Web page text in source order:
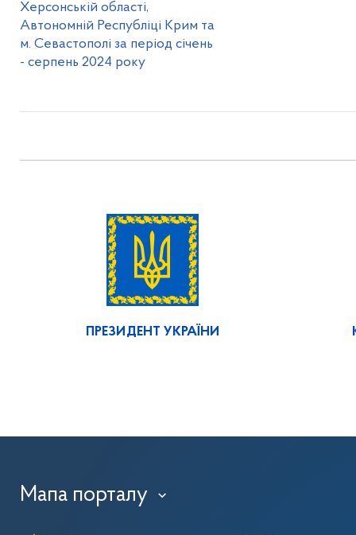
Херсонській області,
Автономній Республіці Крим та
м. Севастополі за період січень
- серпень 2024 року
ПРЕЗИДЕНТ УКРАЇНИ
Мапа порталу ›